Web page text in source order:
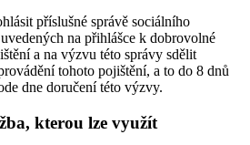
příslušné správě sociálního
na přihlášce k dobrovolné
a na výzvu této správy sdělit
tohoto pojištění, a to do 8 dnů
dne doručení této výzvy.
kterou lze využít